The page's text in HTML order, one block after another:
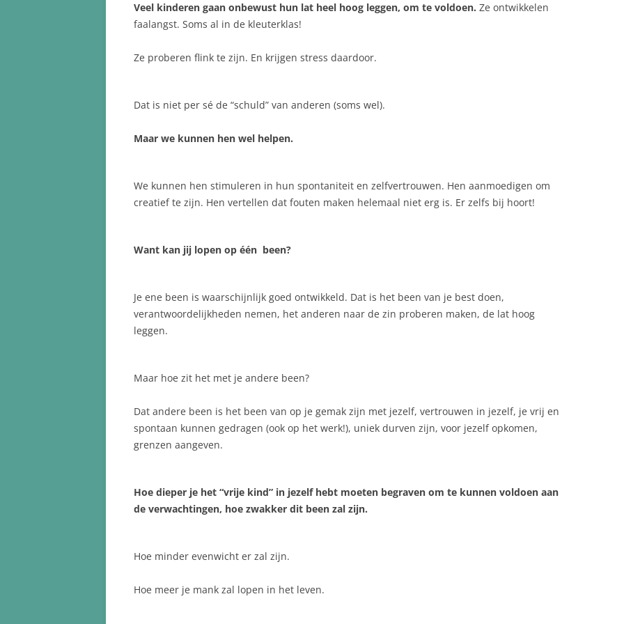
Veel kinderen gaan onbewust hun lat heel hoog leggen, om te voldoen. Ze ontwikkelen
faalangst. Soms al in de kleuterklas!
Ze proberen flink te zijn. En krijgen stress daardoor.
Dat is niet per sé de “schuld” van anderen (soms wel).
Maar we kunnen hen wel helpen.
We kunnen hen stimuleren in hun spontaniteit en zelfvertrouwen. Hen aanmoedigen om
creatief te zijn. Hen vertellen dat fouten maken helemaal niet erg is. Er zelfs bij hoort!
Want kan jij lopen op één been?
Je ene been is waarschijnlijk goed ontwikkeld. Dat is het been van je best doen,
verantwoordelijkheden nemen, het anderen naar de zin proberen maken, de lat hoog
leggen.
Maar hoe zit het met je andere been?
Dat andere been is het been van op je gemak zijn met jezelf, vertrouwen in jezelf, je vrij en
spontaan kunnen gedragen (ook op het werk!), uniek durven zijn, voor jezelf opkomen,
grenzen aangeven.
Hoe dieper je het “vrije kind” in jezelf hebt moeten begraven om te kunnen voldoen aan
de verwachtingen, hoe zwakker dit been zal zijn.
Hoe minder evenwicht er zal zijn.
Hoe meer je mank zal lopen in het leven.